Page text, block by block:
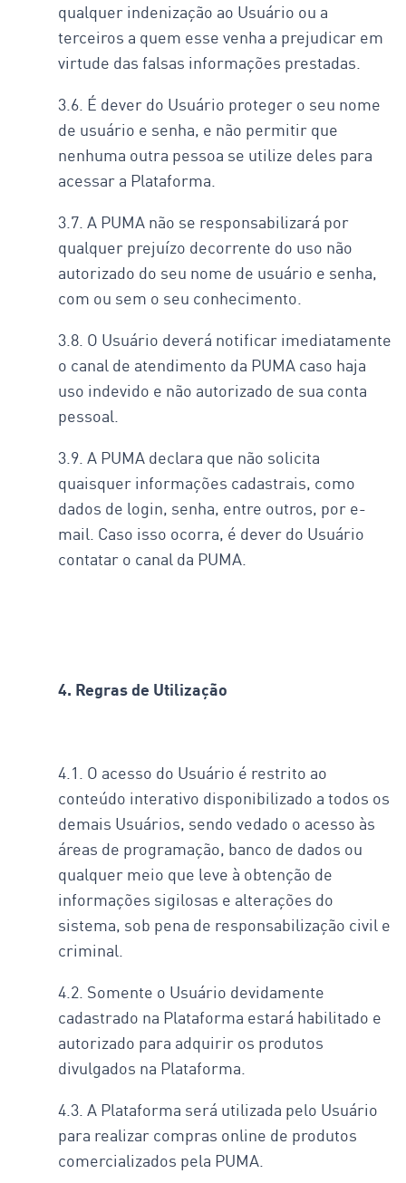
qualquer indenização ao Usuário ou a
terceiros a quem esse venha a prejudicar em
virtude das falsas informações prestadas.
3.6. É dever do Usuário proteger o seu nome
de usuário e senha, e não permitir que
nenhuma outra pessoa se utilize deles para
acessar a Plataforma.
3.7. A PUMA não se responsabilizará por
qualquer prejuízo decorrente do uso não
autorizado do seu nome de usuário e senha,
com ou sem o seu conhecimento.
3.8. O Usuário deverá notificar imediatamente
o canal de atendimento da PUMA caso haja
uso indevido e não autorizado de sua conta
pessoal.
3.9. A PUMA declara que não solicita
quaisquer informações cadastrais, como
dados de login, senha, entre outros, por e-
mail. Caso isso ocorra, é dever do Usuário
contatar o canal da PUMA.
4. Regras de Utilização
4.1. O acesso do Usuário é restrito ao
conteúdo interativo disponibilizado a todos os
demais Usuários, sendo vedado o acesso às
áreas de programação, banco de dados ou
qualquer meio que leve à obtenção de
informações sigilosas e alterações do
sistema, sob pena de responsabilização civil e
criminal.
4.2. Somente o Usuário devidamente
cadastrado na Plataforma estará habilitado e
autorizado para adquirir os produtos
divulgados na Plataforma.
4.3. A Plataforma será utilizada pelo Usuário
para realizar compras online de produtos
comercializados pela PUMA.